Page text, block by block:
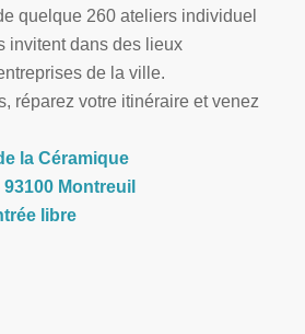
quelque 260 ateliers individuel
invitent dans des lieux
de la ville.
réparez votre itinéraire et venez
la Céramique
Montreuil
libre